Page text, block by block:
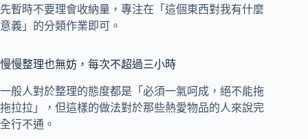
先暫時不要理會收納量，專注在「這個東西對我有什麼
意義」的分類作業即可。
慢慢整理也無妨，每次不超過三小時
一般人對於整理的態度都是「必須一氣呵成，絕不能拖
拖拉拉」，但這樣的做法對於那些熱愛物品的人來說完
全行不通。